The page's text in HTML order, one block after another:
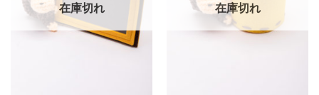
在庫切れ 在庫切れ